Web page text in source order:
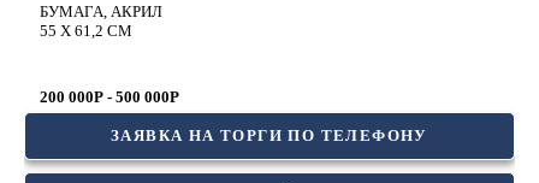
БУМАГА, АКРИЛ
55 Х 61,2 СМ
200 000Р - 500 000Р
ЗАЯВКА НА ТОРГИ ПО ТЕЛЕФОНУ